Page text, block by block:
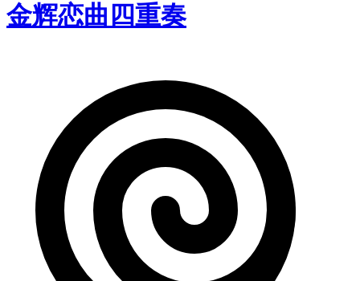
金辉恋曲四重奏